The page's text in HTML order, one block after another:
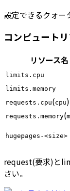
設定できるクォー
コンピュート
リソース名
limits.cpu
limits.memory
requests.cpu(cpu)
requests.memory(
hugepages-<size>
request(要求)と
さい。